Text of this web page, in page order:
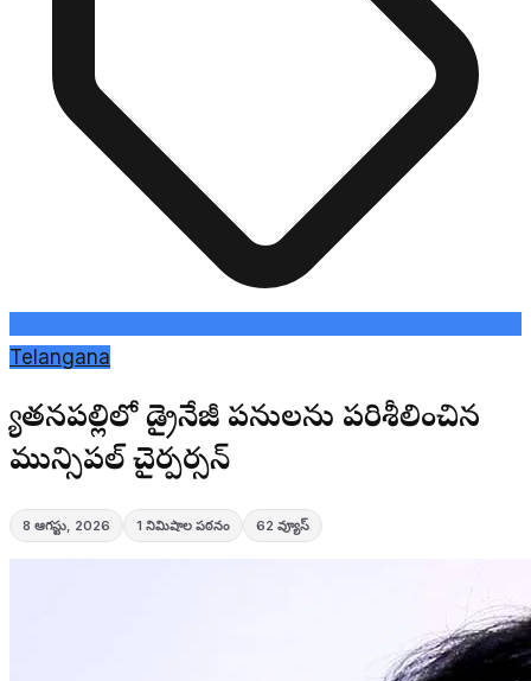
Telangana
క్యాతనపల్లిలో డ్రైనేజీ పనులను పరిశీలించిన
మున్సిపల్ చైర్పర్సన్
8 ఆగస్టు, 2026 1 నిమిషాల పఠనం 62 వ్యూస్